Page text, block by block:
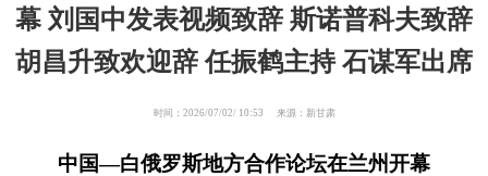
幕 刘国中发表视频致辞 斯诺普科夫致辞
胡昌升致欢迎辞 任振鹤主持 石谋军出席
时间：2026/07/02/ 10:53 来源：新甘肃
中国—白俄罗斯地方合作论坛在兰州开幕